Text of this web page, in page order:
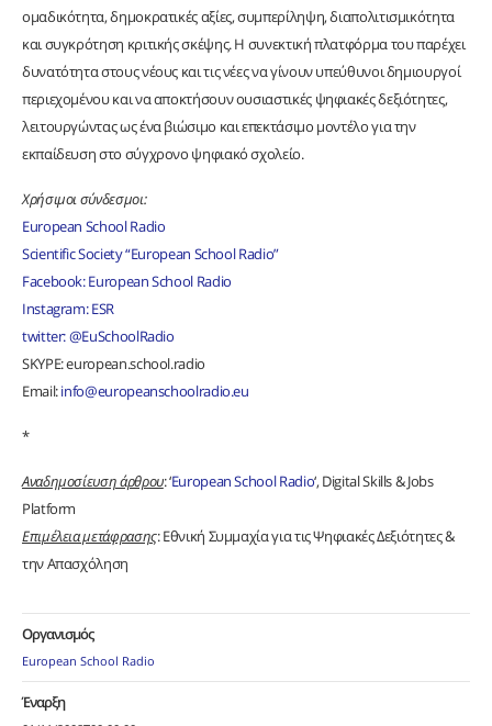
ομαδικότητα, δημοκρατικές αξίες, συμπερίληψη, διαπολιτισμικότητα
και συγκρότηση κριτικής σκέψης. Η συνεκτική πλατφόρμα του παρέχει
δυνατότητα στους νέους και τις νέες να γίνουν υπεύθυνοι δημιουργοί
περιεχομένου και να αποκτήσουν ουσιαστικές ψηφιακές δεξιότητες,
λειτουργώντας ως ένα βιώσιμο και επεκτάσιμο μοντέλο για την
εκπαίδευση στο σύγχρονο ψηφιακό σχολείο.
Χρήσιμοι σύνδεσμοι:
European School Radio
Scientific Society “European School Radio”
Facebook: European School Radio
Instagram: ESR
twitter: @EuSchoolRadio
SKYPE: european.school.radio
Email:info@europeanschoolradio.eu
*
Aναδημοσίευση άρθρου: ‘European School Radio‘, Digital Skills & Jobs
Platform
Επιμέλεια μετάφρασης: Εθνική Συμμαχία για τις Ψηφιακές Δεξιότητες &
την Απασχόληση
Οργανισμός
European School Radio
Έναρξη